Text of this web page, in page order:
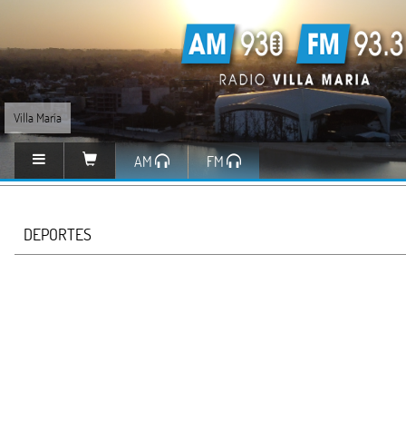
Villa María
AM FM
DEPORTES